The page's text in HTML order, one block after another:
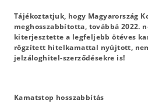
Tájékoztatjuk, hogy Magyarország
meghosszabbította, továbbá 2022.
kiterjesztette a legfeljebb ötéves
rögzített hitelkamattal nyújtott,
jelzáloghitel-szerződésekre is!
Kamatstop hosszabbítás